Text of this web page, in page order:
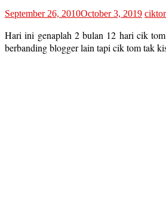
September 26, 2010October 3, 2019
Hari ini genaplah 2 bulan 12 hari cik
berbanding blogger lain tapi cik tom tak